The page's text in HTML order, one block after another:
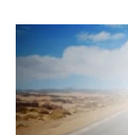
17
SEP
21
SEP